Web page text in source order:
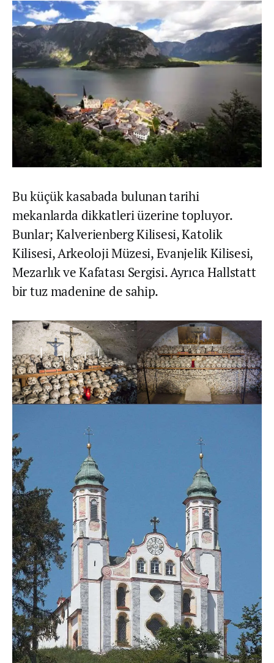
Bu küçük kasabada bulunan tarihi
mekanlarda dikkatleri üzerine topluyor.
Bunlar; Kalverienberg Kilisesi, Katolik
Kilisesi, Arkeoloji Müzesi, Evanjelik Kilisesi,
Mezarlık ve Kafatası Sergisi. Ayrıca Hallstatt
bir tuz madenine de sahip.